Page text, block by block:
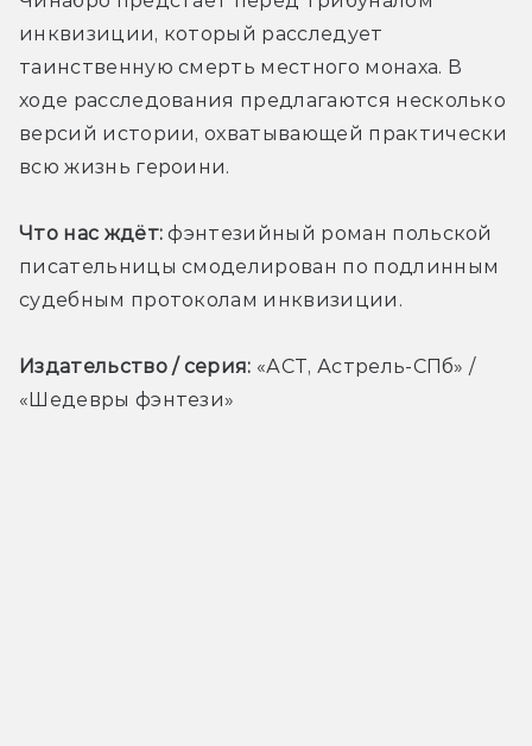
инквизиции, который расследует
таинственную смерть местного монаха. В
ходе расследования предлагаются несколько
версий истории, охватывающей практически
всю жизнь героини.
Что нас ждёт: фэнтезийный роман польской
писательницы смоделирован по подлинным
судебным протоколам инквизиции.
Издательство / серия: «АСТ, Астрель-СПб» /
«Шедевры фэнтези»